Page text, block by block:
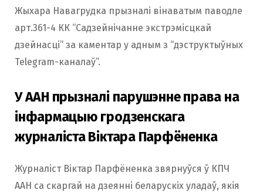
Жыхара Навагрудка прызналі вінаватым паводле
арт.361-4 КК “Садзейнічанне экстрэмісцкай
дзейнасці” за каментар у адным з “дэструктыўных
Telegram-каналаў”.
У ААН прызналі парушэнне права на
інфармацыю гродзенскага
журналіста Віктара Парфёненка
Журналіст Віктар Парфёненка звярнуўся ў КПЧ
ААН са скаргай на дзеянні беларускіх уладаў, якія